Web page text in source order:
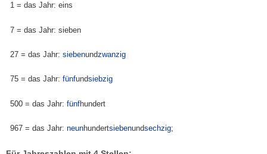
1 = das Jahr: eins
7 = das Jahr: sieben
27 = das Jahr:siebenundzwanzig
75 = das Jahr:fünfundsiebzig
500 = das Jahr:fünfhundert
967 = das Jahr:neunhundertsiebenundsechzig;